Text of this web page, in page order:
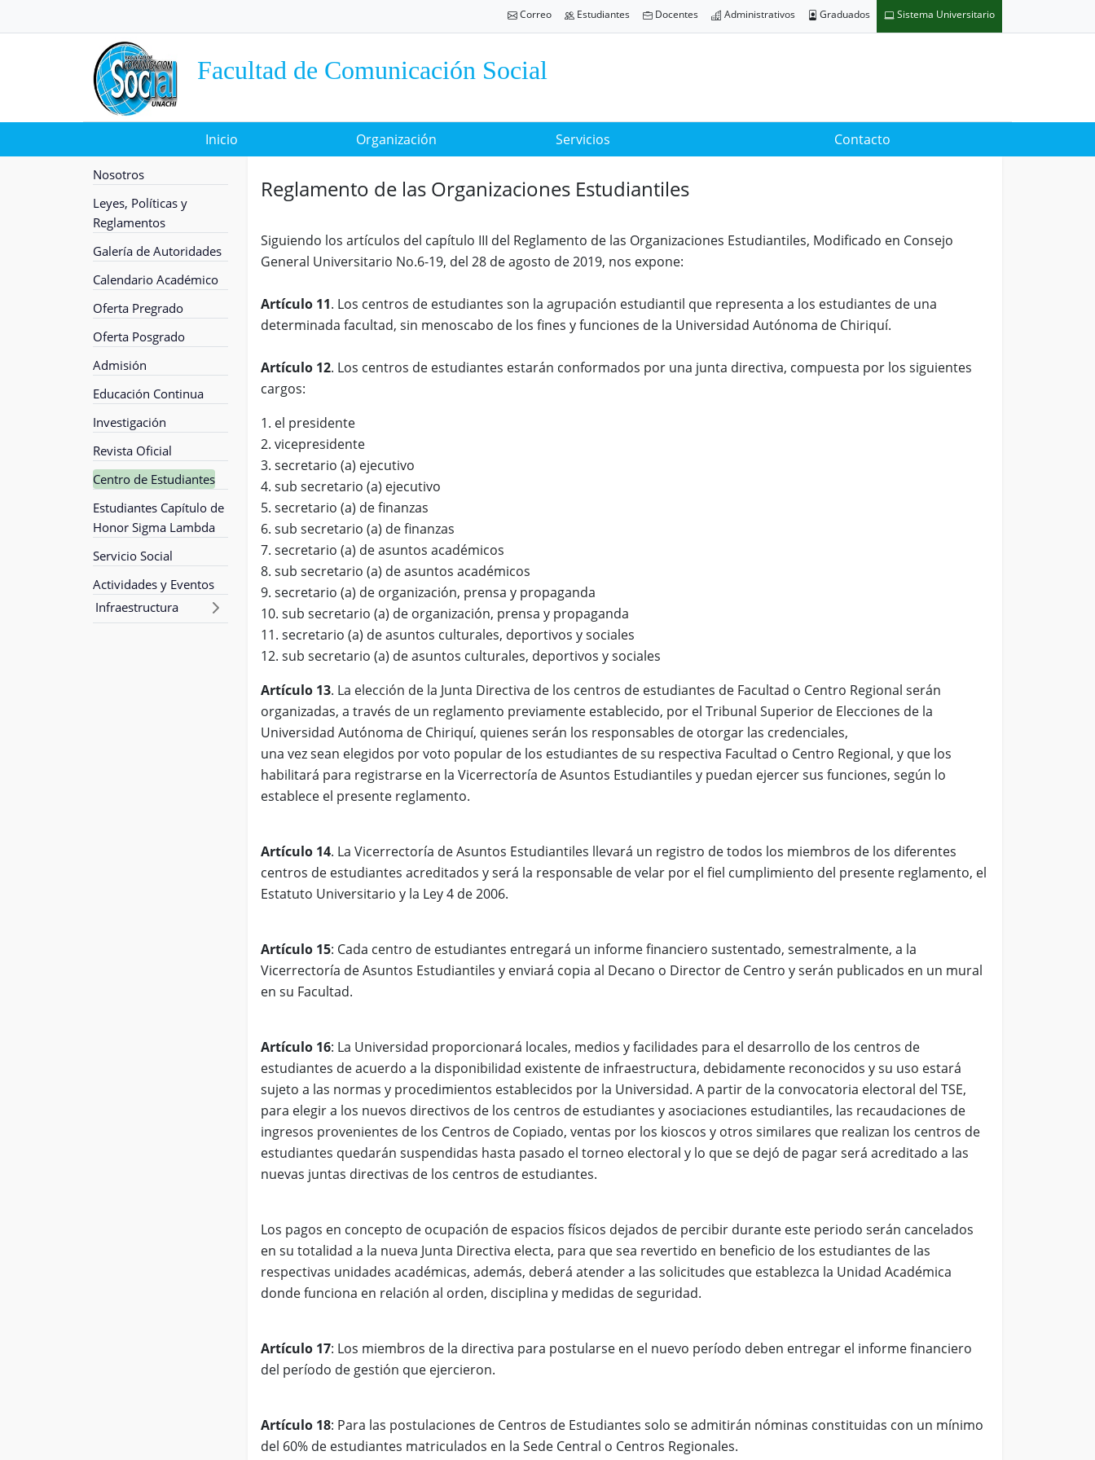
Correo Estudiantes Docentes Administrativos Graduados Sistema Universitario
Facultad de Comunicación Social
Inicio Organización Servicios Contacto
Nosotros
Leyes, Políticas y
Reglamentos
Galería de Autoridades
Calendario Académico
Oferta Pregrado
Oferta Posgrado
Admisión
Educación Continua
Investigación
Revista Oficial
Centro de Estudiantes
Estudiantes Capítulo de
Honor Sigma Lambda
Servicio Social
Actividades y Eventos
Infraestructura
Reglamento de las Organizaciones Estudiantiles
Siguiendo los artículos del capítulo III del Reglamento de las Organizaciones Estudiantiles, Modificado en Consejo
General Universitario No.6-19, del 28 de agosto de 2019, nos expone:
Artículo 11. Los centros de estudiantes son la agrupación estudiantil que representa a los estudiantes de una
determinada facultad, sin menoscabo de los fines y funciones de la Universidad Autónoma de Chiriquí.
Artículo 12. Los centros de estudiantes estarán conformados por una junta directiva, compuesta por los siguientes
cargos:
1. el presidente
2. vicepresidente
3. secretario (a) ejecutivo
4. sub secretario (a) ejecutivo
5. secretario (a) de finanzas
6. sub secretario (a) de finanzas
7. secretario (a) de asuntos académicos
8. sub secretario (a) de asuntos académicos
9. secretario (a) de organización, prensa y propaganda
10. sub secretario (a) de organización, prensa y propaganda
11. secretario (a) de asuntos culturales, deportivos y sociales
12. sub secretario (a) de asuntos culturales, deportivos y sociales
Artículo 13. La elección de la Junta Directiva de los centros de estudiantes de Facultad o Centro Regional serán
organizadas, a través de un reglamento previamente establecido, por el Tribunal Superior de Elecciones de la
Universidad Autónoma de Chiriquí, quienes serán los responsables de otorgar las credenciales,
una vez sean elegidos por voto popular de los estudiantes de su respectiva Facultad o Centro Regional, y que los
habilitará para registrarse en la Vicerrectoría de Asuntos Estudiantiles y puedan ejercer sus funciones, según lo
establece el presente reglamento.
Artículo 14. La Vicerrectoría de Asuntos Estudiantiles llevará un registro de todos los miembros de los diferentes
centros de estudiantes acreditados y será la responsable de velar por el fiel cumplimiento del presente reglamento, el
Estatuto Universitario y la Ley 4 de 2006.
Artículo 15: Cada centro de estudiantes entregará un informe financiero sustentado, semestralmente, a la
Vicerrectoría de Asuntos Estudiantiles y enviará copia al Decano o Director de Centro y serán publicados en un mural
en su Facultad.
Artículo 16: La Universidad proporcionará locales, medios y facilidades para el desarrollo de los centros de
estudiantes de acuerdo a la disponibilidad existente de infraestructura, debidamente reconocidos y su uso estará
sujeto a las normas y procedimientos establecidos por la Universidad. A partir de la convocatoria electoral del TSE,
para elegir a los nuevos directivos de los centros de estudiantes y asociaciones estudiantiles, las recaudaciones de
ingresos provenientes de los Centros de Copiado, ventas por los kioscos y otros similares que realizan los centros de
estudiantes quedarán suspendidas hasta pasado el torneo electoral y lo que se dejó de pagar será acreditado a las
nuevas juntas directivas de los centros de estudiantes.
Los pagos en concepto de ocupación de espacios físicos dejados de percibir durante este periodo serán cancelados
en su totalidad a la nueva Junta Directiva electa, para que sea revertido en beneficio de los estudiantes de las
respectivas unidades académicas, además, deberá atender a las solicitudes que establezca la Unidad Académica
donde funciona en relación al orden, disciplina y medidas de seguridad.
Artículo 17: Los miembros de la directiva para postularse en el nuevo período deben entregar el informe financiero
del período de gestión que ejercieron.
Artículo 18: Para las postulaciones de Centros de Estudiantes solo se admitirán nóminas constituidas con un mínimo
del 60% de estudiantes matriculados en la Sede Central o Centros Regionales.